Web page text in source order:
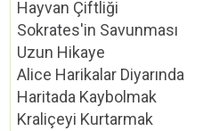
Hayvan Çiftliği
Sokrates'in Savunması
Uzun Hikaye
Alice Harikalar Diyarında
Haritada Kaybolmak
Kraliçeyi Kurtarmak